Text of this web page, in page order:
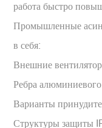
работа быстро
Промышленные
в себя:
Внешние
Ребра алюминиевого
Варианты
Структуры защиты